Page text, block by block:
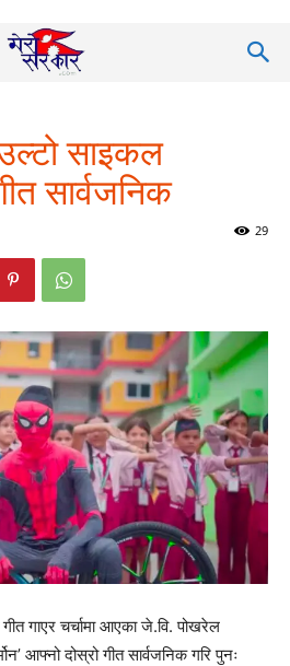
साइकल
सार्वजनिक
29
गाएर चर्चामा आएका जे.वि. पोखरेल
आफ्नो दोस्रो गीत सार्वजनिक गरि पुनः